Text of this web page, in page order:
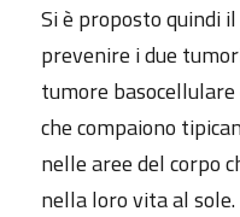
Si è proposto quindi
prevenire i due
tumore
che compaiono
nelle aree del corpo
nella loro vita al sole.